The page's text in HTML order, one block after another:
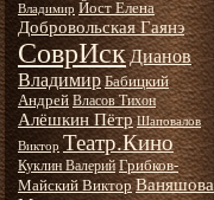
Владимир Йост Елена
Добровольская Гаянэ
СоврИскДианов
Владимир Бабицкий
Андрей Власов Тихон
Алёшкин Пётр Шаповалов
Виктор Театр.Кино
Куклин Валерий Грибков-
Майский Виктор Ваняшова